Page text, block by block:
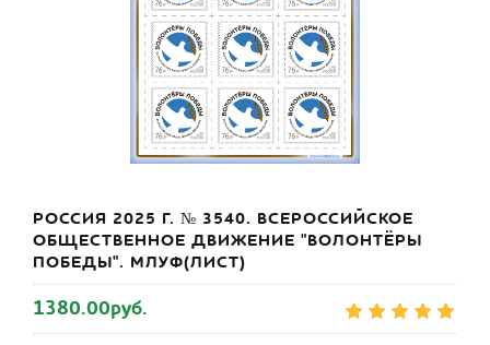
РОССИЯ 2025 Г. № 3540. ВСЕРОССИЙСКОЕ
ОБЩЕСТВЕННОЕ ДВИЖЕНИЕ "ВОЛОНТЁРЫ
ПОБЕДЫ". МЛУФ(ЛИСТ)
1380.00руб.